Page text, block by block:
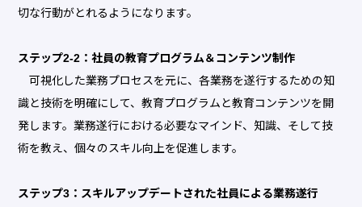
切な行動がとれるようになります。
ステップ2-2：社員の教育プログラム＆コンテンツ制作
可視化した業務プロセスを元に、各業務を遂行するための知
識と技術を明確にして、教育プログラムと教育コンテンツを開
発します。業務遂行における必要なマインド、知識、そして技
術を教え、個々のスキル向上を促進します。
ステップ3：スキルアップデートされた社員による業務遂行